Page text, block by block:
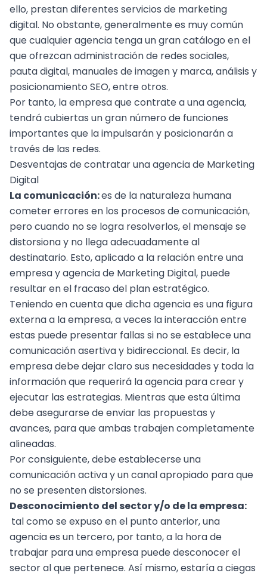
ello, prestan diferentes servicios de marketing
digital. No obstante, generalmente es muy común
que cualquier agencia tenga un gran catálogo en el
que ofrezcan administración de redes sociales,
pauta digital, manuales de imagen y marca, análisis y
posicionamiento SEO, entre otros.
Por tanto, la empresa que contrate a una agencia,
tendrá cubiertas un gran número de funciones
importantes que la impulsarán y posicionarán a
través de las redes.
Desventajas de contratar una agencia de Marketing
Digital
La comunicación:es de la naturaleza humana
cometer errores en los procesos de comunicación,
pero cuando no se logra resolverlos, el mensaje se
distorsiona y no llega adecuadamente al
destinatario. Esto, aplicado a la relación entre una
empresa y agencia de Marketing Digital, puede
resultar en el fracaso del plan estratégico.
Teniendo en cuenta que dicha agencia es una figura
externa a la empresa, a veces la interacción entre
estas puede presentar fallas si no se establece una
comunicación asertiva y bidireccional. Es decir, la
empresa debe dejar claro sus necesidades y toda la
información que requerirá la agencia para crear y
ejecutar las estrategias. Mientras que esta última
debe asegurarse de enviar las propuestas y
avances, para que ambas trabajen completamente
alineadas.
Por consiguiente, debe establecerse una
comunicación activa y un canal apropiado para que
no se presenten distorsiones.
Desconocimiento del sector y/o de la empresa:
tal como se expuso en el punto anterior, una
agencia es un tercero, por tanto, a la hora de
trabajar para una empresa puede desconocer el
sector al que pertenece. Así mismo, estaría a ciegas